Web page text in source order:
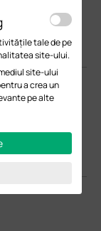
tale de pe
site-ului.
site-ului
a crea un
pe alte